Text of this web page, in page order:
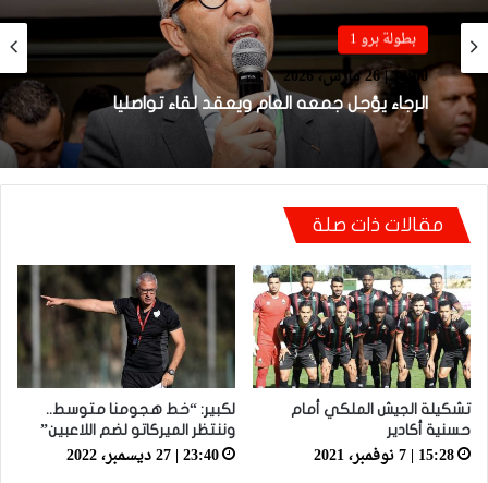
بطولة برو 1
12:00 | 26 مارس، 2026
الرجاء يؤجل جمعه العام ويعقد لقاء تواصليا
مقالات ذات صلة
تشكيلة الجيش الملكي أمام
حسنية أكادير
15:28 | 7 نوفمبر، 2021
لكبير: “خط هجومنا متوسط..
وننتظر الميركاتو لضم اللاعبين”
23:40 | 27 ديسمبر، 2022